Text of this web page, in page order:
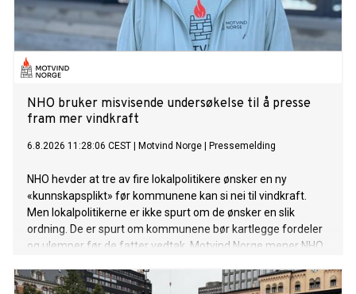
NHO bruker misvisende undersøkelse til å presse
fram mer vindkraft
6.8.2026 11:28:06 CEST Motvind Norge Pressemelding
NHO hevder at tre av fire lokalpolitikere ønsker en ny
«kunnskapsplikt» før kommunene kan si nei til vindkraft.
Men lokalpolitikerne er ikke spurt om de ønsker en slik
ordning. De er spurt om kommunene bør kartlegge fordeler
og ulemper før de fatter vedtak. Motvind Norge mener NHO
på kommunene.